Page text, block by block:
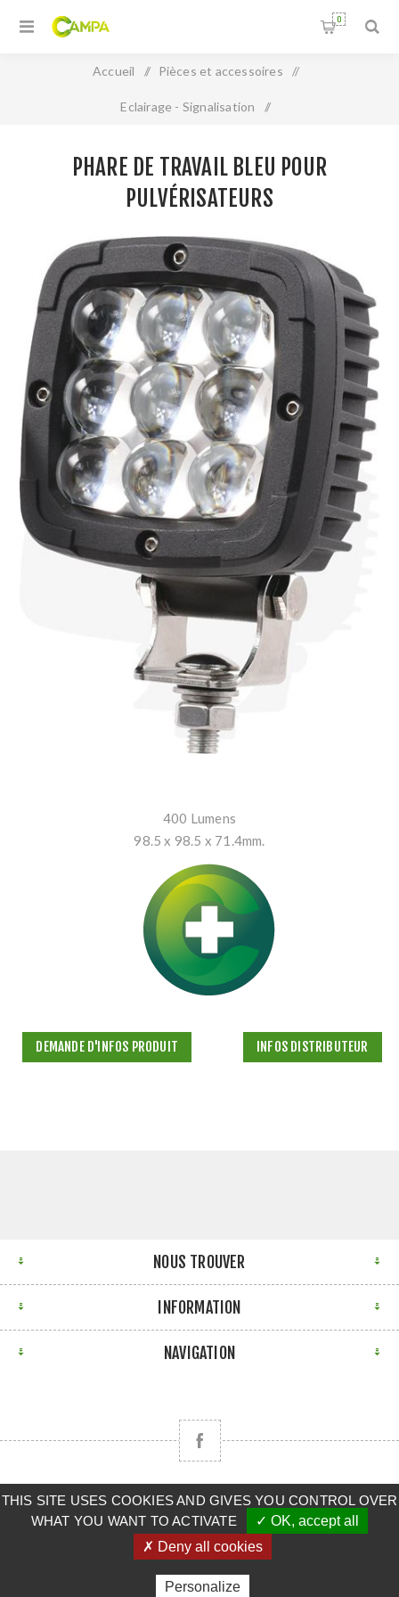
0
Accueil / Pièces et accessoires /
Eclairage - Signalisation /
PHARE DE TRAVAIL BLEU POUR
PULVÉRISATEURS
400 Lumens
98.5 x 98.5 x 71.4mm.
DEMANDE D'INFOS PRODUIT INFOS DISTRIBUTEUR
NOUS TROUVER
INFORMATION
NAVIGATION
Copyright © 2026 CLAAS BRETAGNE SUD. Tous droits
réservés.
Powered by nopCommerce
THIS SITE USES COOKIES AND GIVES YOU CONTROL OVER
WHAT YOU WANT TO ACTIVATE
✓ OK, accept all
✗ Deny all cookies
Personalize